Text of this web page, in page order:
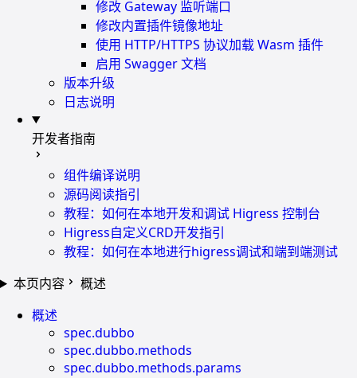
修改 Gateway 监听端口
修改内置插件镜像地址
使用 HTTP/HTTPS 协议加载 Wasm 插件
启用 Swagger 文档
版本升级
日志说明
开发者指南
组件编译说明
源码阅读指引
教程：如何在本地开发和调试 Higress 控制台
Higress自定义CRD开发指引
教程：如何在本地进行higress调试和端到端测试
本页内容
概述
概述
spec.dubbo
spec.dubbo.methods
spec.dubbo.methods.params